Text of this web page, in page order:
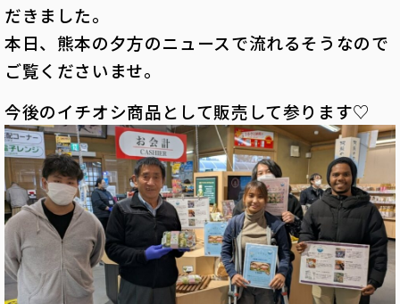
だきました。
本日、熊本の夕方のニュースで流れるそうなので
ご覧くださいませ。
今後のイチオシ商品として販売して参ります♡